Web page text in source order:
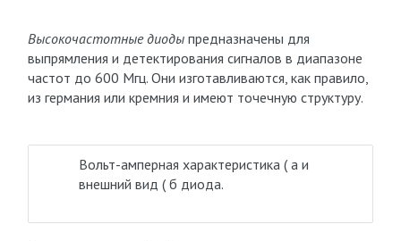
Высокочастотные диодыпредназначены для
выпрямления и детектирования сигналов в диапазоне
частот до 600 Мгц. Они изготавливаются, как правило,
из германия или кремния и имеют точечную структуру.
Вольт-амперная характеристика ( а и
внешний вид ( б диода.